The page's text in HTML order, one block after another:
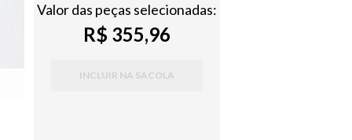
Valor das peças selecionadas:
R$ 355,96
INCLUIR NA SACOLA